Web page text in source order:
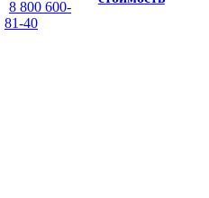
8 800 600-
81-40